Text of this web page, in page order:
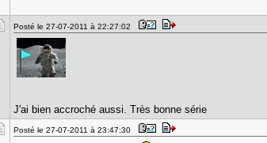
Posté le 27-07-2011 à 22:27:02
J'ai bien accroché aussi. Très bonne série
Posté le 27-07-2011 à 23:47:30